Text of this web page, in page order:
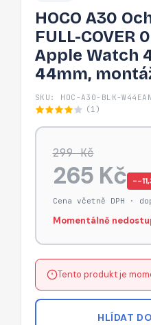
HOCO A30
FULL-COVER
Apple Watch
44mm,
SKU: HOC-A30-BLK-W44
(1)
299 Kč
265 Kč −-
Cena včetně DPH ·
Momentálně
Tento produkt je
HLÍDAT